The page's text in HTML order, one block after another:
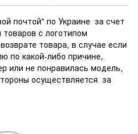
почтой" по Украине за счет
с логотипом
товара, в случае если
по какой-либо причине,
или не понравилась модель,
осуществляется за